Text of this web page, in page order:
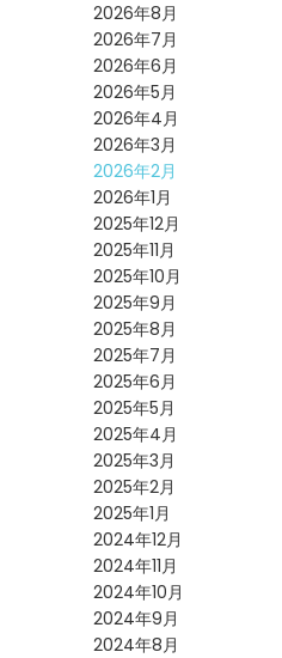
2026年8月
2026年7月
2026年6月
2026年5月
2026年4月
2026年3月
2026年2月
2026年1月
2025年12月
2025年11月
2025年10月
2025年9月
2025年8月
2025年7月
2025年6月
2025年5月
2025年4月
2025年3月
2025年2月
2025年1月
2024年12月
2024年11月
2024年10月
2024年9月
2024年8月